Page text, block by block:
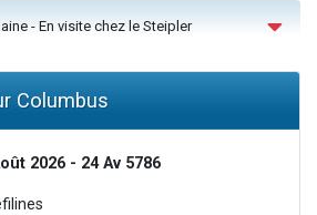
- En visite chez le Steipler
Columbus
2026 - 24 Av 5786